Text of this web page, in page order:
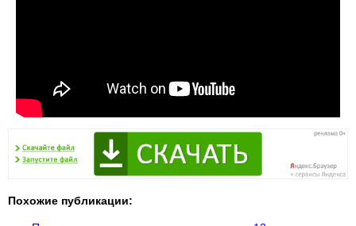
Похожие публикации: